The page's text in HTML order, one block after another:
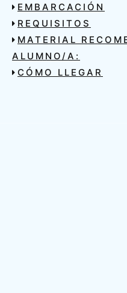
EMBARCACIÓN
REQUISITOS
MATERIAL
ALUMNO/A:
CÓMO LLEGAR